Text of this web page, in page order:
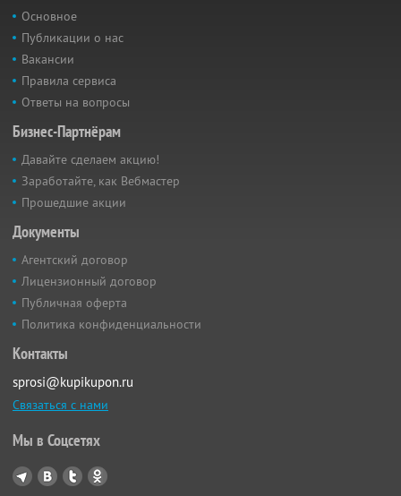
Основное
Публикации о нас
Вакансии
Правила сервиса
Ответы на вопросы
Бизнес-Партнёрам
Давайте сделаем акцию!
Заработайте, как Вебмастер
Прошедшие акции
Документы
Агентский договор
Лицензионный договор
Публичная оферта
Политика конфиденциальности
Контакты
sprosi@kupikupon.ru
Связаться с нами
Мы в Соцсетях